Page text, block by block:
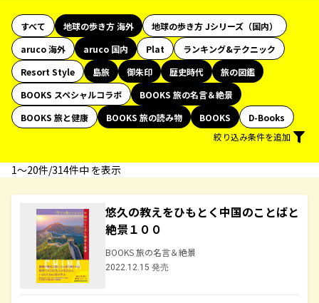
すべて 地球の歩き方 海外
地球の歩き方 Jシリーズ（国内）
aruco 海外
aruco 国内 Plat
ランキング&テクニック
Resort Style
島旅 御朱印 歴史時代
旅の図鑑
BOOKS スペシャルコラボ
BOOKS 旅の名言＆絶景
BOOKS 旅と健康
BOOKS 旅の読み物 BOOKS
D-Books
絞り込み条件を追加
1〜20件/314件中 を表示
悠久の教えをひもとく中国のことばと
絶景１００
BOOKS 旅の名言＆絶景
2022.12.15 発売